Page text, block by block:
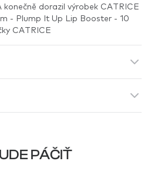
dorazil výrobek CATRICE
- Plump It Up Lip Booster - 10
CATRICE
PÁČIŤ